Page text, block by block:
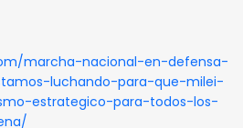
marcha-nacional-en-defensa-
luchando-para-que-milei-
estrategico-para-todos-los-